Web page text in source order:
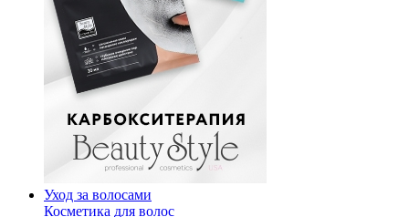
Уход за волосами
Косметика для волос